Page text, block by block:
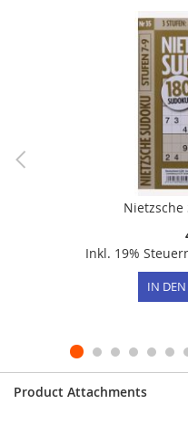
Nietzsche
Inkl. 19%
IN
Product Attachments